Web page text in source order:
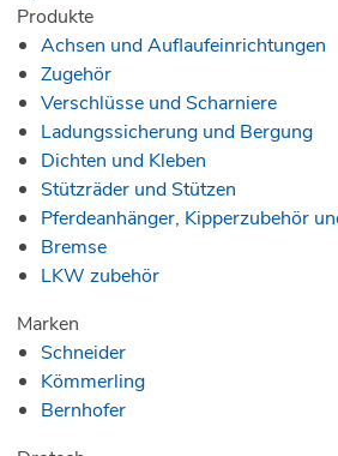
Produkte
Achsen und Auflaufeinrichtungen
Zugehör
Verschlüsse und Scharniere
Ladungssicherung und Bergung
Dichten und Kleben
Stützräder und Stützen
Pferdeanhänger, Kipperzubehör
Bremse
LKW zubehör
Marken
Schneider
Kömmerling
Bernhofer